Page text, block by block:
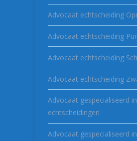
Advocaat echtscheiding
Advocaat echtscheiding
Advocaat echtscheiding
Advocaat echtscheiding
Advocaat gespecialiseerd in
echtscheidingen
Advocaat gespecialiseerd in